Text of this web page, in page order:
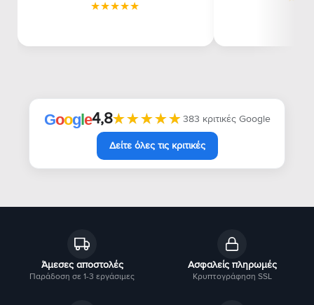
Άμεσες αποστολές
Παράδοση σε 1-3 εργάσιμες
Ασφαλείς πληρωμές
Κρυπτογράφηση SSL
Google4,8★★★★★
★★★★★ 383 κριτικές Google
Δείτε όλες τις κριτικές